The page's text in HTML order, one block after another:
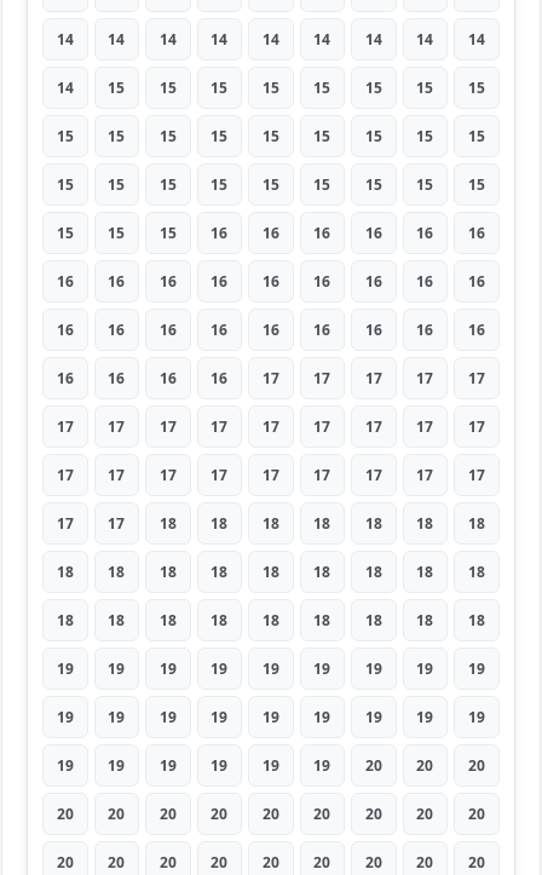
14 14 14 14 14 14 14 14 14
14 15 15 15 15 15 15 15 15
15 15 15 15 15 15 15 15 15
15 15 15 15 15 15 15 15 15
15 15 15 16 16 16 16 16 16
16 16 16 16 16 16 16 16 16
16 16 16 16 16 16 16 16 16
16 16 16 16 17 17 17 17 17
17 17 17 17 17 17 17 17 17
17 17 17 17 17 17 17 17 17
17 17 18 18 18 18 18 18 18
18 18 18 18 18 18 18 18 18
18 18 18 18 18 18 18 18 18
19 19 19 19 19 19 19 19 19
19 19 19 19 19 19 19 19 19
19 19 19 19 19 19 20 20 20
20 20 20 20 20 20 20 20 20
20 20 20 20 20 20 20 20 20